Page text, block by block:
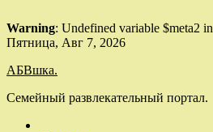
Warning: Undefined variable $meta2 in
Skip
content
Пятница, Авг 7, 2026
АБВшка.
Семейный развлекательный портал.